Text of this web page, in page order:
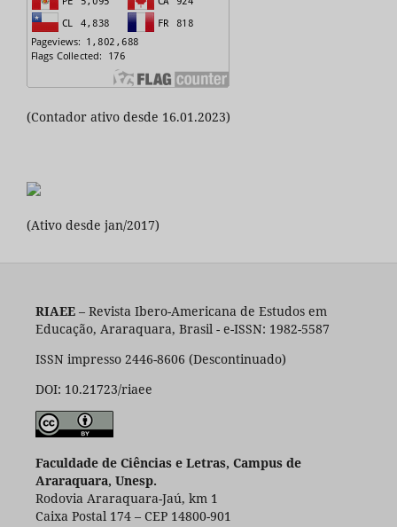
(Contador ativo desde 16.01.2023)
(Ativo desde jan/2017)
RIAEE– Revista Ibero-Americana de Estudos em
Educação, Araraquara, Brasil - e-ISSN: 1982-5587
ISSN impresso 2446-8606 (Descontinuado)
DOI: 10.21723/riaee
Faculdade de Ciências e Letras, Campus de
Araraquara, Unesp.
Rodovia Araraquara-Jaú, km 1
Caixa Postal 174 – CEP 14800-901